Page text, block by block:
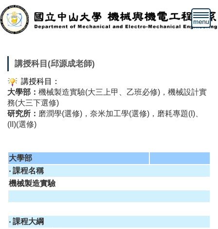
跳
到
主
區
講授科目(邱源成老師)
講授科目：
大學部： 機械製造實驗(大三上甲、乙班必修)，機械設計實
務(大三下選修)
研究所： 磨潤學(選修)，奈米加工學(選修)，磨耗專題(I)、
(II)(選修)
大學部
‧ 課程名稱
機械製造實驗
‧ 課程大綱